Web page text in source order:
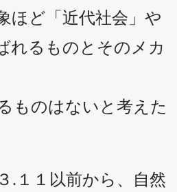
ほど「近代社会」や
れるものとそのメカ
ものはないと考えた
.１１以前から、自然